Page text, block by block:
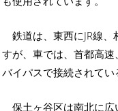
鉄道は、東西にJR線
すが、車では、首都高
バイパスで接続されてい
保土ヶ谷区は南北に